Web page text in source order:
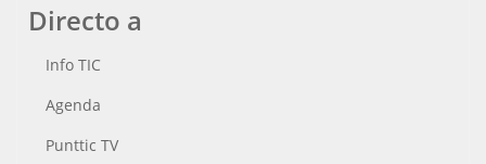
Directo a
Info TIC
Agenda
Punttic TV